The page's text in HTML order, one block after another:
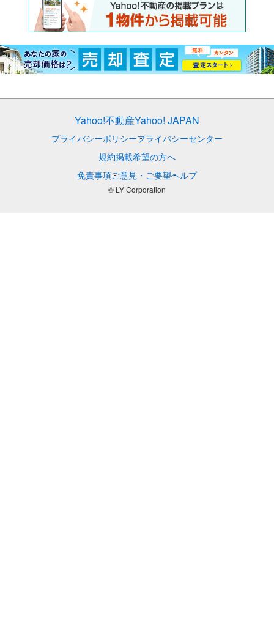
Yahoo!不動産Yahoo! JAPAN
プライバシーポリシープライバシーセンター
規約掲載希望の方へ
免責事項ご意見・ご要望ヘルプ
© LY Corporation